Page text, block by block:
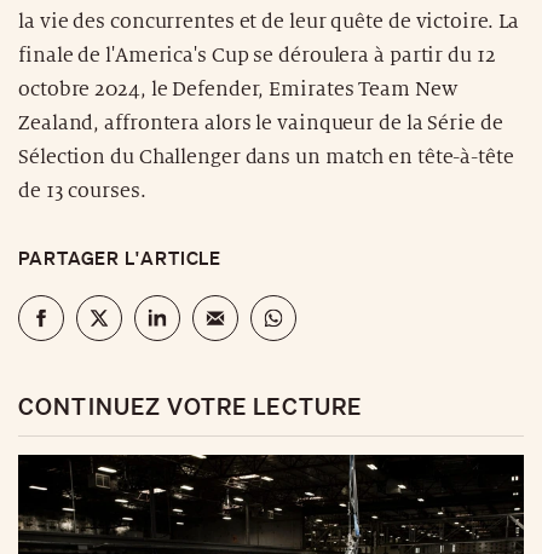
la vie des concurrentes et de leur quête de victoire. La
finale de l'America's Cup se déroulera à partir du 12
octobre 2024, le Defender, Emirates Team New
Zealand, affrontera alors le vainqueur de la Série de
Sélection du Challenger dans un match en tête-à-tête
de 13 courses.
PARTAGER L'ARTICLE
CONTINUEZ VOTRE LECTURE